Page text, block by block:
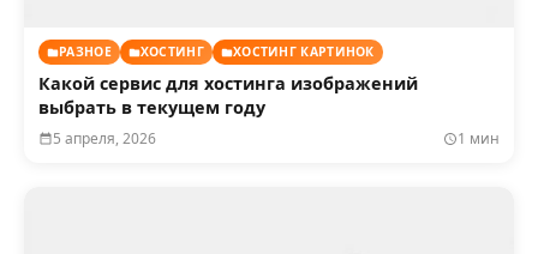
РАЗНОЕ ХОСТИНГ ХОСТИНГ КАРТИНОК
Какой сервис для хостинга изображений
выбрать в текущем году
5 апреля, 2026 1 мин